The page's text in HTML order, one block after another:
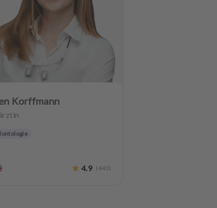
Korffmann
4.9 ( 443)